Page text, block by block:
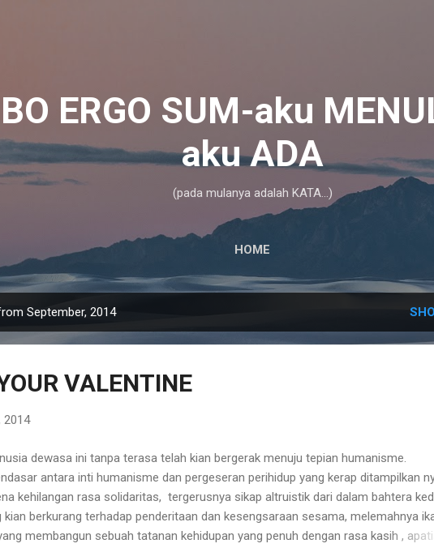
ERGO SUM-aku
aku ADA
(pada mulanya adalah KATA...)
HOME
September, 2014
VALENTINE
2014
dewasa ini tanpa terasa telah kian bergerak menuju tepian humanisme.
antara inti humanisme dan pergeseran perihidup yang kerap ditampilkan
kehilangan rasa solidaritas, tergerusnya sikap altruistik dari dalam bahtera
kian berkurang terhadap penderitaan dan kesengsaraan sesama, melemahnya
membangun sebuah tatanan kehidupan yang penuh dengan rasa kasih ,